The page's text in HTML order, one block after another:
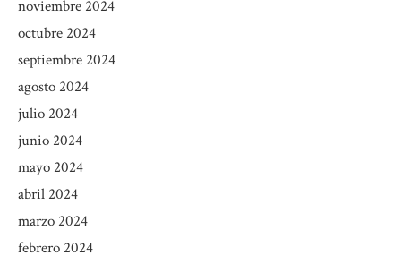
noviembre 2024
octubre 2024
septiembre 2024
agosto 2024
julio 2024
junio 2024
mayo 2024
abril 2024
marzo 2024
febrero 2024